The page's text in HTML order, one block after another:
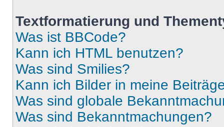
Textformatierung und
Was ist BBCode?
Kann ich HTML benutzen?
Was sind Smilies?
Kann ich Bilder in meine
Was sind globale
Was sind Bekanntmachungen?